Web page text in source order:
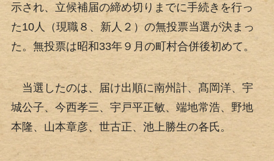
示され、立候補届の締め切りまでに手続きを行っ
た10人（現職８、新人２）の無投票当選が決まっ
た。無投票は昭和33年９月の町村合併後初めて。
当選したのは、届け出順に南州計、髙岡洋、宇
城公子、今西孝三、宇戸平正敏、端地常浩、野地
本隆、山本章彦、世古正、池上勝生の各氏。